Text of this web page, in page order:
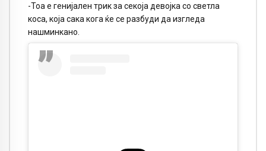
-Тоа е генијален трик за секоја девојка со светла
коса, која сака кога ќе се разбуди да изгледа
нашминкано.